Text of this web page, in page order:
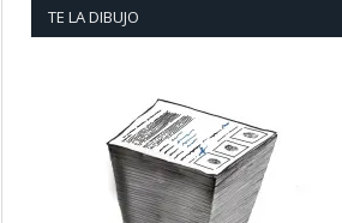
TE LA DIBUJO